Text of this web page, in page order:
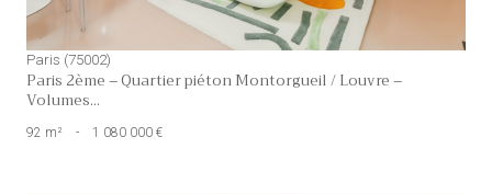
Paris (75002)
Paris 2ème – Quartier piéton Montorgueil / Louvre –
Volumes...
92 m² - 1 080 000 €